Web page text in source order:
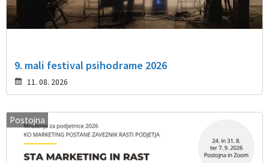
9. mali festival psihodrame 2026
11. 08. 2026
Postojna